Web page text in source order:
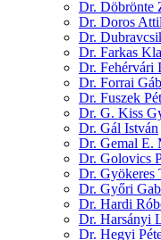
Dr. Döbrönte
Dr. Doros
Dr.
Dr. Farkas
Dr. Fehérvári
Dr. Forrai
Dr. Fuszek
Dr. G. Kiss
Dr. Gál István
Dr. Gemal E.
Dr. Golovics
Dr. Gyökeres
Dr. Győri
Dr. Hardi
Dr. Harsányi
Dr. Hegyi